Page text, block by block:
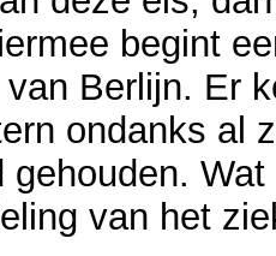
begint
Berlijn. Er
ondanks al
gehouden.
van het